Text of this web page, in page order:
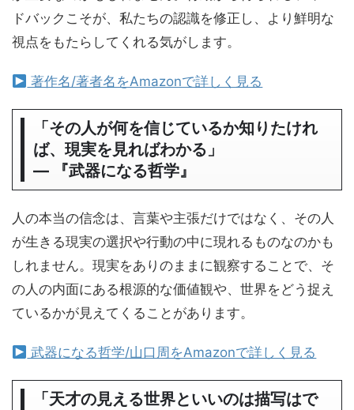
ドバックこそが、私たちの認識を修正し、より鮮明な
視点をもたらしてくれる気がします。
著作名/著者名をAmazonで詳しく見る
「その人が何を信じているか知りたけれ
ば、現実を見ればわかる」
― 『武器になる哲学』
人の本当の信念は、言葉や主張だけではなく、その人
が生きる現実の選択や行動の中に現れるものなのかも
しれません。現実をありのままに観察することで、そ
の人の内面にある根源的な価値観や、世界をどう捉え
ているかが見えてくることがあります。
武器になる哲学/山口周をAmazonで詳しく見る
「天才の見える世界といいのは描写はで